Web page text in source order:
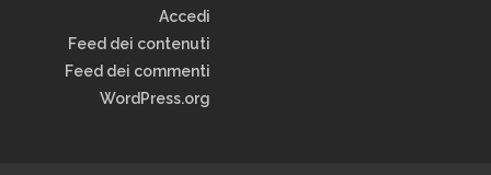
Accedi
Feed dei contenuti
Feed dei commenti
WordPress.org